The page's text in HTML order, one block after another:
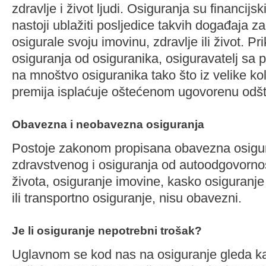
zdravlje i život ljudi. Osiguranja su
nastoji ublažiti posljedice takvih događaja
osigurale svoju imovinu, zdravlje ili život.
osiguranja od osiguranika, osiguravatelj sa
na mnoštvo osiguranika tako što iz velike
premija isplaćuje oštećenom ugovorenu
Obavezna i neobavezna osiguranja
Postoje zakonom propisana obavezna
zdravstvenog i osiguranja od
života, osiguranje imovine, kasko
ili transportno osiguranje, nisu obavezni.
Je li osiguranje nepotrebni trošak?
Uglavnom se kod nas na osiguranje gleda